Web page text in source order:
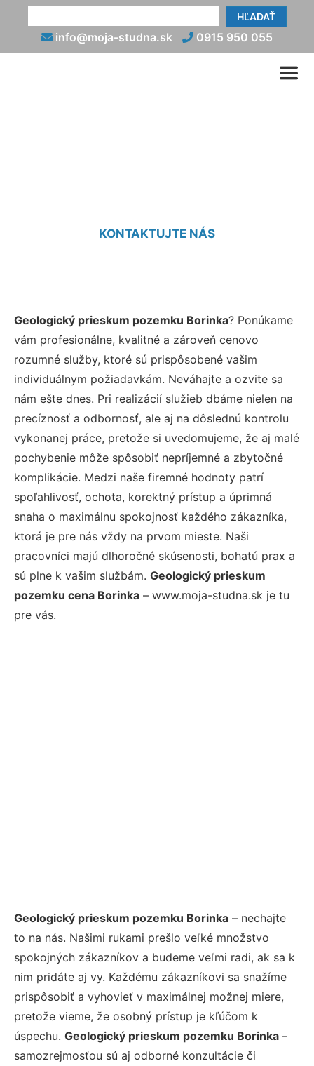
HĽADAŤ
info@moja-studna.sk 0915 950 055
KONTAKTUJTE NÁS
Geologický prieskum pozemku Borinka? Ponúkame
vám profesionálne, kvalitné a zároveň cenovo
rozumné služby, ktoré sú prispôsobené vašim
individuálnym požiadavkám. Neváhajte a ozvite sa
nám ešte dnes. Pri realizácií služieb dbáme nielen na
precíznosť a odbornosť, ale aj na dôslednú kontrolu
vykonanej práce, pretože si uvedomujeme, že aj malé
pochybenie môže spôsobiť nepríjemné a zbytočné
komplikácie. Medzi naše firemné hodnoty patrí
spoľahlivosť, ochota, korektný prístup a úprimná
snaha o maximálnu spokojnosť každého zákazníka,
ktorá je pre nás vždy na prvom mieste. Naši
pracovníci majú dlhoročné skúsenosti, bohatú prax a
sú plne k vašim službám. Geologický prieskum
pozemku cena Borinka – www.moja-studna.sk je tu
pre vás.
Geologický prieskum pozemku Borinka – nechajte
to na nás. Našimi rukami prešlo veľké množstvo
spokojných zákazníkov a budeme veľmi radi, ak sa k
nim pridáte aj vy. Každému zákazníkovi sa snažíme
prispôsobiť a vyhovieť v maximálnej možnej miere,
pretože vieme, že osobný prístup je kľúčom k
úspechu. Geologický prieskum pozemku Borinka –
samozrejmosťou sú aj odborné konzultácie či